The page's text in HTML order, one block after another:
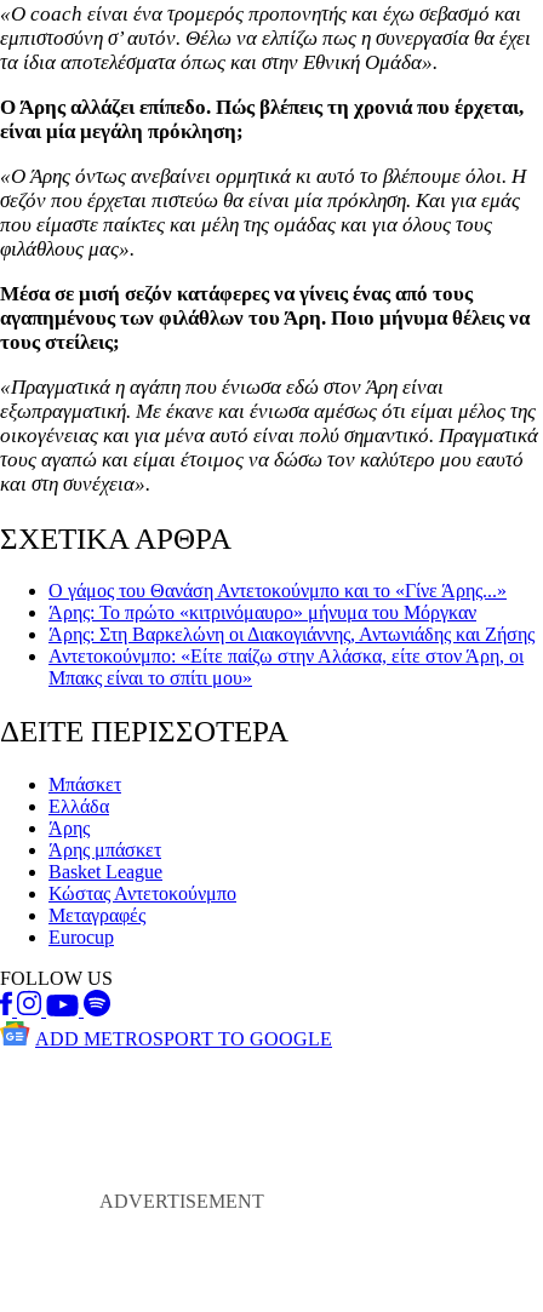
«Ο coach είναι ένα τρομερός προπονητής και έχω σεβασμό και
εμπιστοσύνη σ’ αυτόν. Θέλω να ελπίζω πως η συνεργασία θα έχει
τα ίδια αποτελέσματα όπως και στην Εθνική Ομάδα».
Ο Άρης αλλάζει επίπεδο. Πώς βλέπεις τη χρονιά που έρχεται,
είναι μία μεγάλη πρόκληση;
«Ο Άρης όντως ανεβαίνει ορμητικά κι αυτό το βλέπουμε όλοι. Η
σεζόν που έρχεται πιστεύω θα είναι μία πρόκληση. Και για εμάς
που είμαστε παίκτες και μέλη της ομάδας και για όλους τους
φιλάθλους μας».
Μέσα σε μισή σεζόν κατάφερες να γίνεις ένας από τους
αγαπημένους των φιλάθλων του Άρη. Ποιο μήνυμα θέλεις να
τους στείλεις;
«Πραγματικά η αγάπη που ένιωσα εδώ στον Άρη είναι
εξωπραγματική. Με έκανε και ένιωσα αμέσως ότι είμαι μέλος της
οικογένειας και για μένα αυτό είναι πολύ σημαντικό. Πραγματικά
τους αγαπώ και είμαι έτοιμος να δώσω τον καλύτερο μου εαυτό
και στη συνέχεια».
ΣΧΕΤΙΚΑ ΑΡΘΡΑ
Ο γάμος του Θανάση Αντετοκούνμπο και το «Γίνε Άρης...»
Άρης: Το πρώτο «κιτρινόμαυρο» μήνυμα του Μόργκαν
Άρης: Στη Βαρκελώνη οι Διακογιάννης, Αντωνιάδης και Ζήσης
Αντετοκούνμπο: «Είτε παίζω στην Αλάσκα, είτε στον Άρη, οι
Μπακς είναι το σπίτι μου»
ΔΕΙΤΕ ΠΕΡΙΣΣΟΤΕΡΑ
Μπάσκετ
Ελλάδα
Άρης
Άρης μπάσκετ
Basket League
Κώστας Αντετοκούνμπο
Μεταγραφές
Eurocup
FOLLOW US
ADD METROSPORT TO GOOGLE